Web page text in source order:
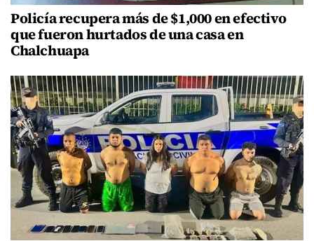
Policía recupera más de $1,000 en efectivo
que fueron hurtados de una casa en
Chalchuapa